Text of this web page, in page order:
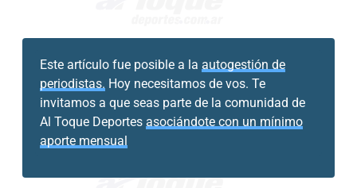
Este artículo fue posible a la autogestión de
periodistas. Hoy necesitamos de vos. Te
invitamos a que seas parte de la comunidad de
Al Toque Deportes asociándote con un mínimo
aporte mensual